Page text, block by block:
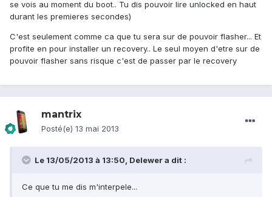
se vois au moment du boot.. Tu dis pouvoir lire unlocked en haut
durant les premieres secondes)
C'est seulement comme ca que tu sera sur de pouvoir flasher... Et
profite en pour installer un recovery.. Le seul moyen d'etre sur de
pouvoir flasher sans risque c'est de passer par le recovery
mantrix
Posté(e) 13 mai 2013
Le 13/05/2013 à 13:50, Delewer a dit :
Ce que tu me dis m'interpele...